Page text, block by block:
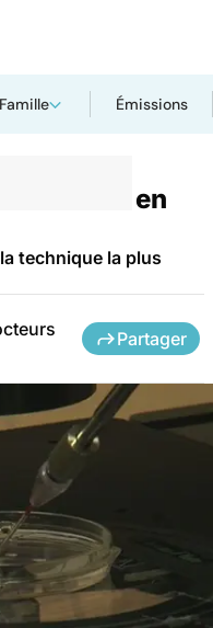
Famille Émissions
trente en
technique la plus
Partager